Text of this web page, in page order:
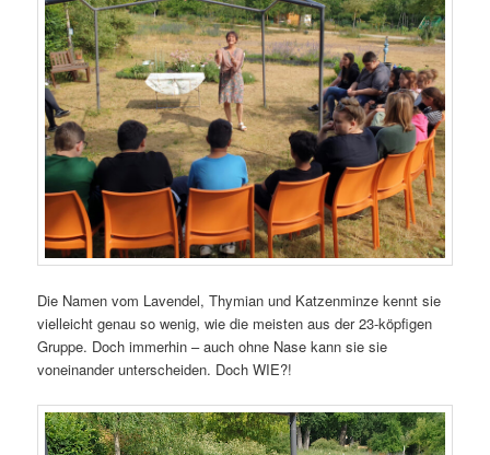
Die Namen vom Lavendel, Thymian und Katzenminze kennt sie
vielleicht genau so wenig, wie die meisten aus der 23-köpfigen
Gruppe. Doch immerhin – auch ohne Nase kann sie sie
voneinander unterscheiden. Doch WIE?!